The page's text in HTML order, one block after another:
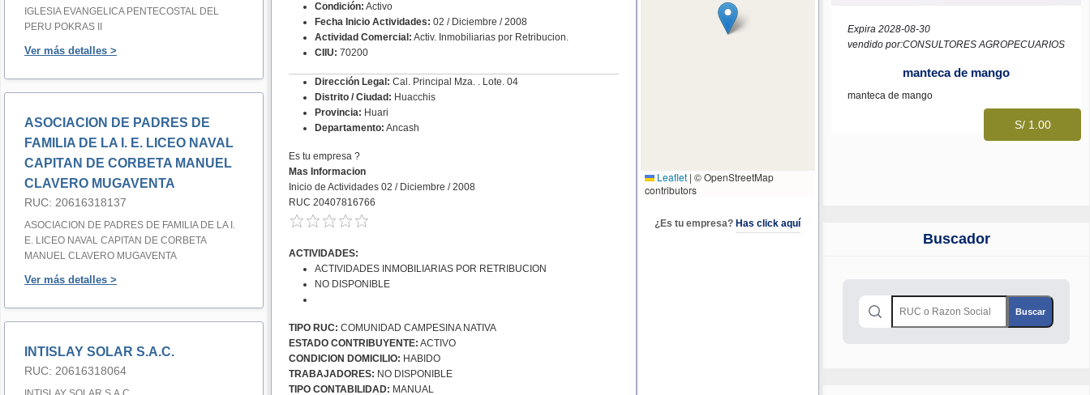
IGLESIA EVANGELICA PENTECOSTAL DEL
PERU POKRAS II
Ver más detalles >
ASOCIACION DE PADRES DE
FAMILIA DE LA I. E. LICEO NAVAL
CAPITAN DE CORBETA MANUEL
CLAVERO MUGAVENTA
RUC: 20616318137
ASOCIACION DE PADRES DE FAMILIA DE LA I.
E. LICEO NAVAL CAPITAN DE CORBETA
MANUEL CLAVERO MUGAVENTA
Ver más detalles >
INTISLAY SOLAR S.A.C.
RUC: 20616318064
Condición: Activo
Fecha Inicio Actividades: 02 / Diciembre / 2008
Actividad Comercial: Activ. Inmobiliarias por Retribucion.
CIIU: 70200
Dirección Legal: Cal. Principal Mza. . Lote. 04
Distrito / Ciudad: Huacchis
Provincia: Huari
Departamento: Ancash
Es tu empresa ?
Mas Informacion
Inicio de Actividades 02 / Diciembre / 2008
RUC 20407816766
ACTIVIDADES:
ACTIVIDADES INMOBILIARIAS POR RETRIBUCION
NO DISPONIBLE
TIPO RUC: COMUNIDAD CAMPESINA NATIVA
ESTADO CONTRIBUYENTE: ACTIVO
CONDICION DOMICILIO: HABIDO
TRABAJADORES: NO DISPONIBLE
TIPO CONTABILIDAD: MANUAL
Leaflet | © OpenStreetMap
contributors
¿Es tu empresa? Has click aquí
Expira 2028-08-30
vendido por:CONSULTORES AGROPECUARIOS
manteca de mango
manteca de mango
S/ 1.00
Buscador